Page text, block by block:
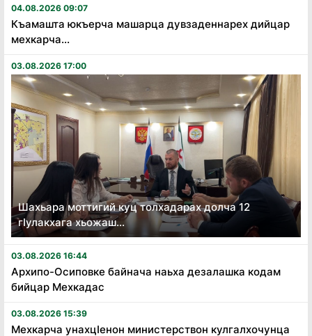
04.08.2026 09:07
Къамашта юкъерча машарца дувзаденнарех дийцар
мехкарча...
03.08.2026 17:00
Шахьара моттигий куц толхадарах долча 12
гӏулакхага хьожаш...
03.08.2026 16:44
Архипо-Осиповке байнача наьха дезалашка кодам
бийцар Мехкадас
03.08.2026 15:39
Мехкарча унахцӏенон министерствон кулгалхочунца